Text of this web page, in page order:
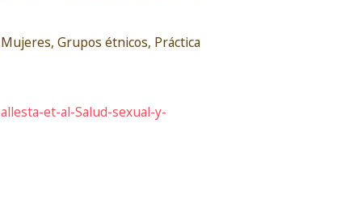
Grupos étnicos, Práctica
et-al-Salud-sexual-y-